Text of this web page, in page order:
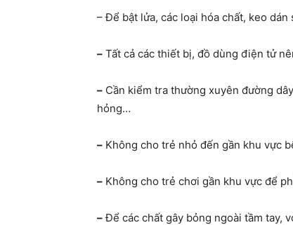
– Để bật lửa, các loại hóa chất, keo
– Tất cả các thiết bị, đồ dùng điện tử
– Cần kiểm tra thường xuyên đường
hỏng…
– Không cho trẻ nhỏ đến gần khu vực
– Không cho trẻ chơi gần khu vực để
–Để các chất gây bỏng ngoài tầm tay,